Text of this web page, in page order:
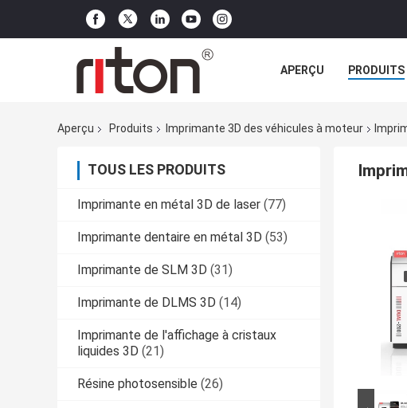
APERÇU PRODUITS
Aperçu
Produits Imprimante 3D des véhicules à moteur
TOUS LES PRODUITS
Imprimante en métal 3D de laser (77)
Imprimante dentaire en métal 3D (53)
Imprimante de SLM 3D (31)
Imprimante de DLMS 3D (14)
Imprimante de l'affichage à cristaux
liquides 3D (21)
Résine photosensible (26)